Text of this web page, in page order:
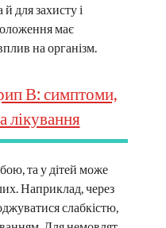
для захисту і
має
на організм.
В: симптоми,
лікування
та у дітей може
Наприклад, через
слабкістю,